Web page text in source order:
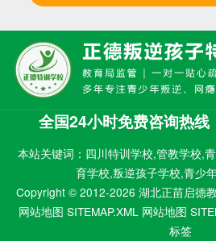
全国24小时免费咨询热
本站关键词：四川特训学校,管教学校,
育学校,叛逆孩子学校,青少
Copyright © 2012-2026 湖北正苗启德
网站地图 SITEMAP.XML 网站地图
标签